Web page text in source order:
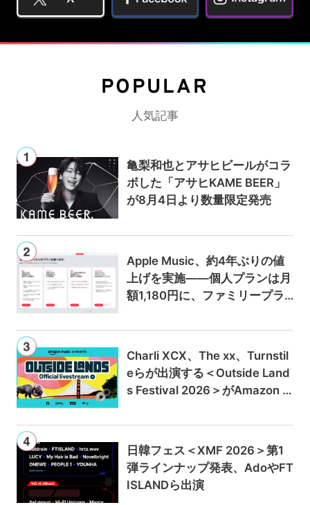
POPULAR
人気記事
亀梨和也とアサヒビールがコラ
ボした「アサヒKAME BEER」
が8月4日より数量限定発売
Apple Music、約4年ぶりの値
上げを実施——個人プランは月
額1,180円に、ファミリープラ
Charli XCX、The xx、Turnstil
eらが出演する＜Outside Land
s Festival 2026＞がAmazon M
ブ配信
日韓フェス＜XMF 2026＞第1
弾ラインナップ発表、AdoやFT
ISLANDら出演